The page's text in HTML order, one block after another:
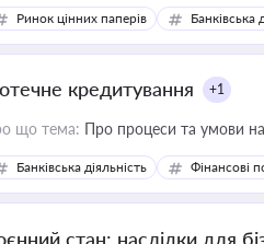
Ринок цінних паперів Банківська
кредитування +1
що тема: Про процеси та умови
Банківська діяльність Фінансові
стан: наслідки для